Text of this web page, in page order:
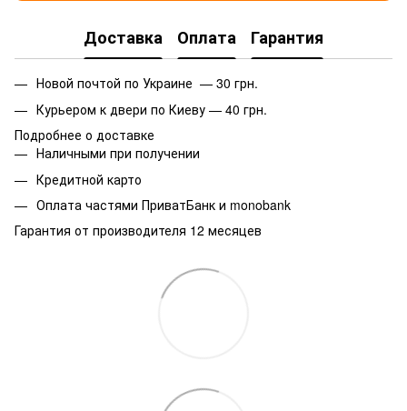
Доставка Оплата Гарантия
Новой почтой по Украине — 30 грн.
Курьером к двери по Киеву — 40 грн.
Подробнее о доставке
Наличными при получении
Кредитной карто
Оплата частями ПриватБанк и monobank
Гарантия от производителя 12 месяцев